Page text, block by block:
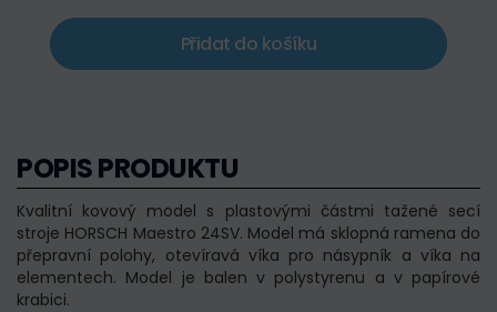
Přidat do košíku
POPIS PRODUKTU
Kvalitní kovový model s plastovými částmi tažené secí
stroje HORSCH Maestro 24SV. Model má sklopná ramena do
přepravní polohy, otevíravá víka pro násypník a víka na
elementech. Model je balen v polystyrenu a v papírové
krabici.